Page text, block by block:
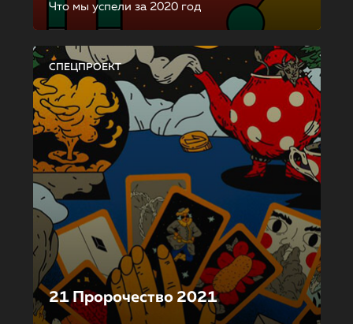
Что мы успели за 2020 год
СПЕЦПРОЕКТ
21 Пророчество 2021